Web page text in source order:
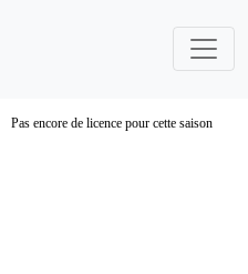
Pas encore de licence pour cette saison